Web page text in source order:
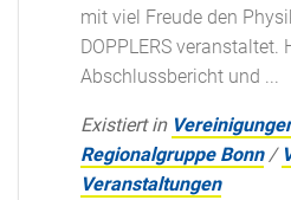
mit viel Freude den
DOPPLERS
Abschlussbericht und ...
Existiert in
Regionalgruppe Bonn /
Veranstaltungen